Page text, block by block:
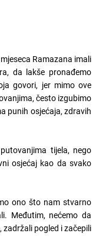
Ramazana imali
da lakše pronađemo
govori, jer mimo ove
često izgubimo
punih osjećaja, zdravih
tijela, nego
osjećaj kao da svako
ono što nam stvarno
Međutim, nećemo da
pogled i začepili